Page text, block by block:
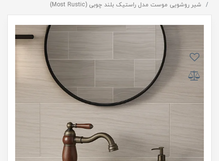
شیر روشویی موست مدل راستیک بلند چوبی (Most Rustic)